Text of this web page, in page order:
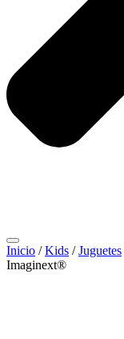
Inicio /Kids /Juguetes
Imaginext®